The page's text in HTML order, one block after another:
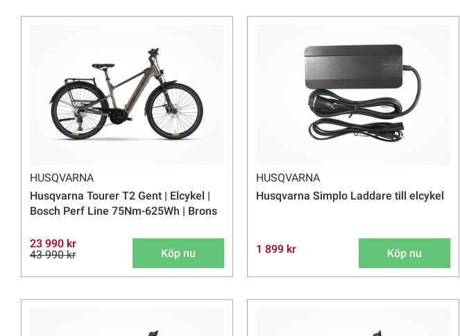
HUSQVARNA
Husqvarna Tourer T2 Gent | Elcykel |
Bosch Perf Line 75Nm-625Wh | Brons
23 990 kr
43 990 kr
Köp nu
HUSQVARNA
Husqvarna Simplo Laddare till elcykel
1 899 kr Köp nu